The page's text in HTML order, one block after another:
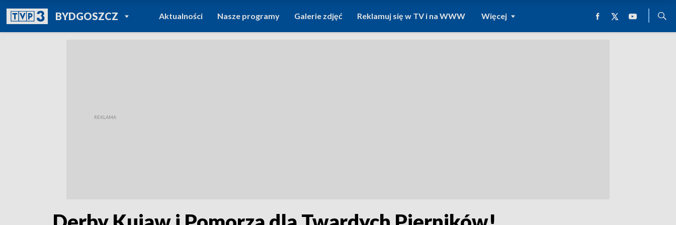
BYDGOSZCZPOWRÓT DO
TVP REGIONY
Aktualności Nasze programy Galerie zdjęć Reklamuj się w TV i na WWW Więcej